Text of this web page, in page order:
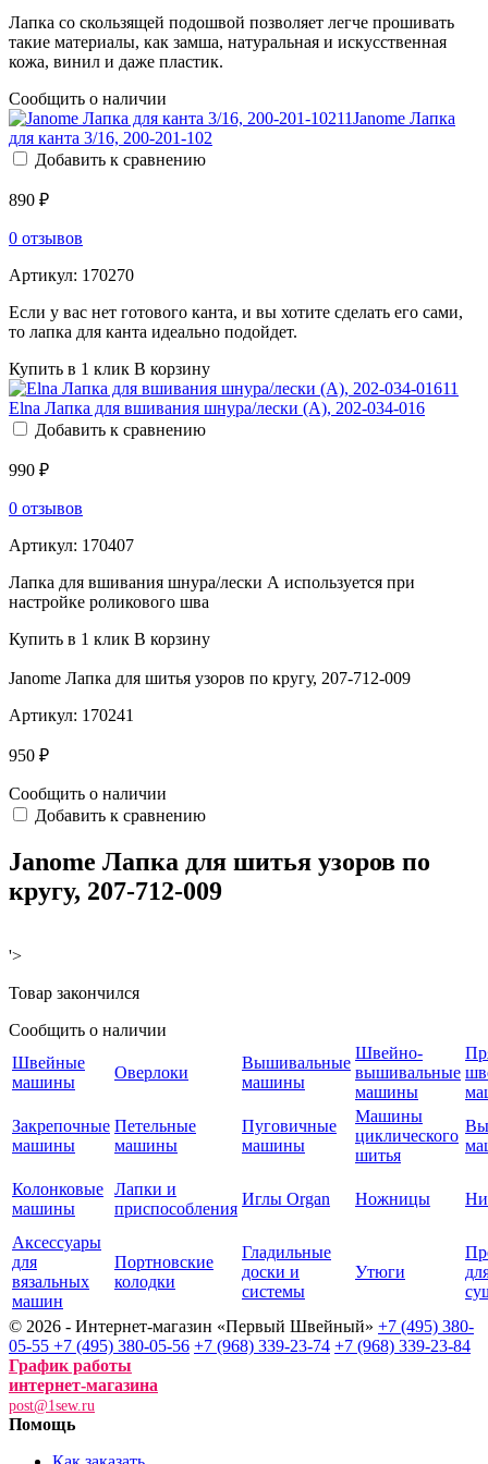
Лапка со скользящей подошвой позволяет легче прошивать
такие материалы, как замша, натуральная и искусственная
кожа, винил и даже пластик.
Сообщить о наличии
Janome Лапка
для канта 3/16, 200-201-102
Добавить к сравнению
890 ₽
0 отзывов
Артикул: 170270
Если у вас нет готового канта, и вы хотите сделать его сами,
то лапка для канта идеально подойдет.
Купить в 1 клик В корзину
Elna Лапка для вшивания шнура/лески (A), 202-034-016
Добавить к сравнению
990 ₽
0 отзывов
Артикул: 170407
Лапка для вшивания шнура/лески А используется при
настройке роликового шва
Купить в 1 клик В корзину
Janome Лапка для шитья узоров по кругу, 207-712-009
Артикул: 170241
950 ₽
Сообщить о наличии
Добавить к сравнению
Janome Лапка для шитья узоров по
кругу, 207-712-009
'>
Товар закончился
Сообщить о наличии
Швейные
машины
Оверлоки
Вышивальные
машины
Швейно-
вышивальные
машины
Закрепочные
машины
Петельные
машины
Пуговичные
машины
Машины
циклического
шитья
Колонковые
машины
Лапки и
приспособления
Иглы Organ Ножницы
Аксессуары
для
вязальных
машин
Портновские
колодки
Гладильные
доски и
системы
Утюги
© 2026 - Интернет-магазин «Первый Швейный» +7 (495) 380-
05-55 +7 (495) 380-05-56 +7 (968) 339-23-74 +7 (968) 339-23-84
График работы
интернет-магазина
post@1sew.ru
Помощь